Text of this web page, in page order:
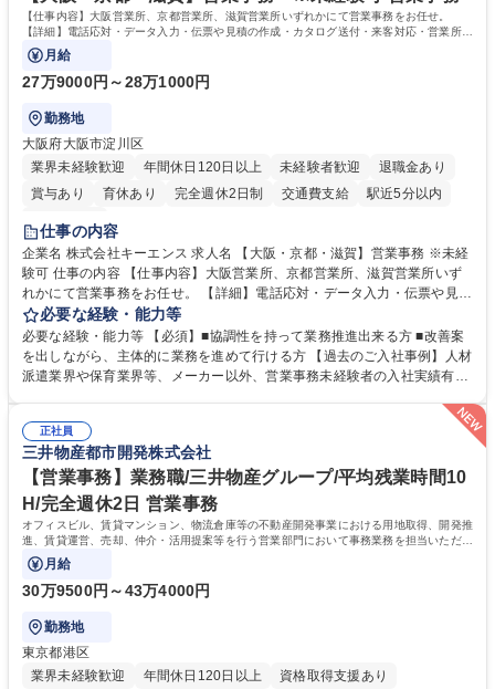
す。 学歴・資格 学歴：大学院 大学 高専 短大 専修学校 高校 語学力： 資
格：
【仕事内容】大阪営業所、京都営業所、滋賀営業所いずれかにて営業事務をお任せ。
【詳細】電話応対・データ入力・伝票や見積の作成・カタログ送付・来客対応・営業所内
で発生する事務業務や業務改善をお任せ。
月給
27万9000円～28万1000円
勤務地
大阪府大阪市淀川区
業界未経験歓迎
年間休日120日以上 未経験者歓迎
退職金あり
賞与あり
育休あり 完全週休2日制 交通費支給
駅近5分以内
土日祝休み
仕事の内容
企業名 株式会社キーエンス 求人名 【大阪・京都・滋賀】営業事務 ※未経
験可 仕事の内容 【仕事内容】大阪営業所、京都営業所、滋賀営業所いず
れかにて営業事務をお任せ。 【詳細】電話応対・データ入力・伝票や見積
の作成・カタログ送付・来客対応・営業所内で発生する事務業務や業務改
善をお任せ。 【教育制度】ご入社後、育成担当とペアになりながらOJTに
て業務を覚えていただくことが可能です。業務システムがきちんと構築さ
れているため、スムーズに仕事に慣れることができる環境です。また、
常に改善を目指す風土のため、安心して業務に取り組んでいただけます。
募集職種 【大阪・京都・滋賀】営業事務 ※未経験可
必要な経験・能力等
必要な経験・能力等 【必須】■協調性を持って業務推進出来る方 ■改善案
を出しながら、主体的に業務を進めて行ける方 【過去のご入社事例】人材
派遣業界や保育業界等、メーカー以外、営業事務未経験者の入社実績有
により、キーエンスの付加価値向上に貢献します。ベースの定型業務に加
えて、お客様や社員の状況に合わせ、能動的なサポート、改善の動きも期
待され。組織を支えるスペシャリストとして、チームに貢献し、結果的に
社員から頼られる存在になることができます。平均19:30の退勤以降の業
務の持ち帰りも禁止されており、メリハリのある働き方となります。 学
歴・資格 学歴：大学院 大学 高専 短大 語学力： 資格：
正社員
三井物産都市開発株式会社
【営業事務】業務職/三井物産グループ/平均残業時間10
H/完全週休2日 営業事務
オフィスビル、賃貸マンション、物流倉庫等の不動産開発事業における用地取得、開発推
進、賃貸運営、売却、仲介・活用提案等を行う営業部門において事務業務を担当いただき
ます。
月給
30万9500円～43万4000円
勤務地
東京都港区
業界未経験歓迎
年間休日120日以上
資格取得支援あり